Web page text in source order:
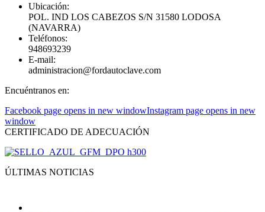
Ubicación:
POL. IND LOS CABEZOS S/N 31580 LODOSA
(NAVARRA)
Teléfonos:
948693239
E-mail:
administracion@fordautoclave.com
Encuéntranos en:
Facebook page opens in new windowInstagram page opens in new
window
CERTIFICADO DE ADECUACIÓN
ÚLTIMAS NOTICIAS